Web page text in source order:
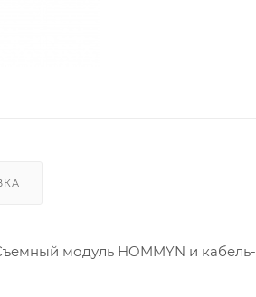
модуль HOMMYN и кабель-